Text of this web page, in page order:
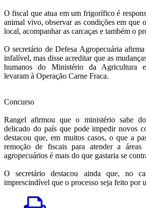
O fiscal que atua em um frigorífico é
animal vivo, observar as condições em que
local, acompanhar as carcaças e também o
O secretário de Defesa Agropecuária
infalível, mas disse acreditar que as
humanos do Ministério da Agricultura
levaram à Operação Carne Fraca.
Concurso
Rangel afirmou que o ministério sabe
delicado do país que pode impedir novos
destacou que, em muitos casos, o que a
remoção de fiscais para atender a áreas
agropecuários é mais do que gastaria se
O secretário destacou ainda que, no
imprescindível que o processo seja feito por